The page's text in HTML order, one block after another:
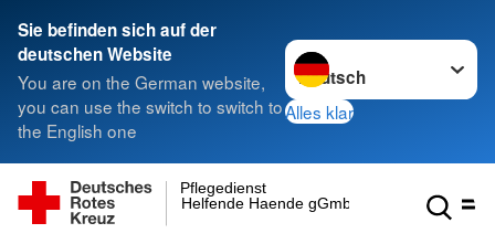
Sie befinden sich auf der
deutschen Website
You are on the German website,
you can use the switch to switch to
the English one
Sprache wechseln zu
Alles klar
Helfende Haende gGmbH
Pflegedienst